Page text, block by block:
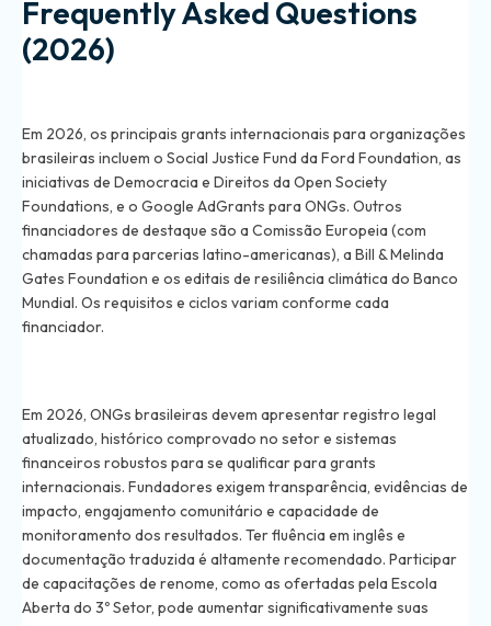
Frequently Asked Questions
(2026)
Em 2026, os principais grants internacionais para organizações
brasileiras incluem o Social Justice Fund da Ford Foundation, as
iniciativas de Democracia e Direitos da Open Society
Foundations, e o Google AdGrants para ONGs. Outros
financiadores de destaque são a Comissão Europeia (com
chamadas para parcerias latino-americanas), a Bill & Melinda
Gates Foundation e os editais de resiliência climática do Banco
Mundial. Os requisitos e ciclos variam conforme cada
financiador.
Em 2026, ONGs brasileiras devem apresentar registro legal
atualizado, histórico comprovado no setor e sistemas
financeiros robustos para se qualificar para grants
internacionais. Fundadores exigem transparência, evidências de
impacto, engajamento comunitário e capacidade de
monitoramento dos resultados. Ter fluência em inglês e
documentação traduzida é altamente recomendado. Participar
de capacitações de renome, como as ofertadas pela Escola
Aberta do 3º Setor, pode aumentar significativamente suas